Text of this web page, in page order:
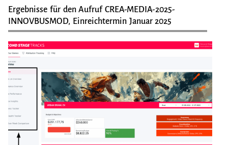
Ergebnisse für den Aufruf CREA-MEDIA-2025-
INNOVBUSMOD, Einreichtermin Januar 2025